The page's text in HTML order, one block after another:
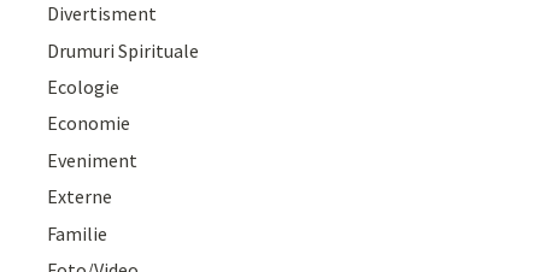
Divertisment
Drumuri Spirituale
Ecologie
Economie
Eveniment
Externe
Familie